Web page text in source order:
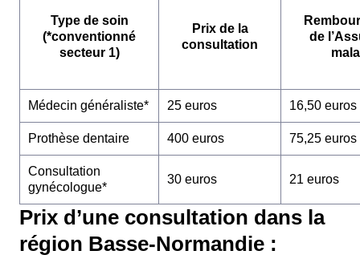
Type de soin
(*conventionné
secteur 1)
Prix de la
consultation
de
Médecin généraliste* 25 euros 16,50 euros
Prothèse dentaire 400 euros 75,25 euros
Consultation
gynécologue*
30 euros 21 euros
Prix d’une consultation dans la
région Basse-Normandie :